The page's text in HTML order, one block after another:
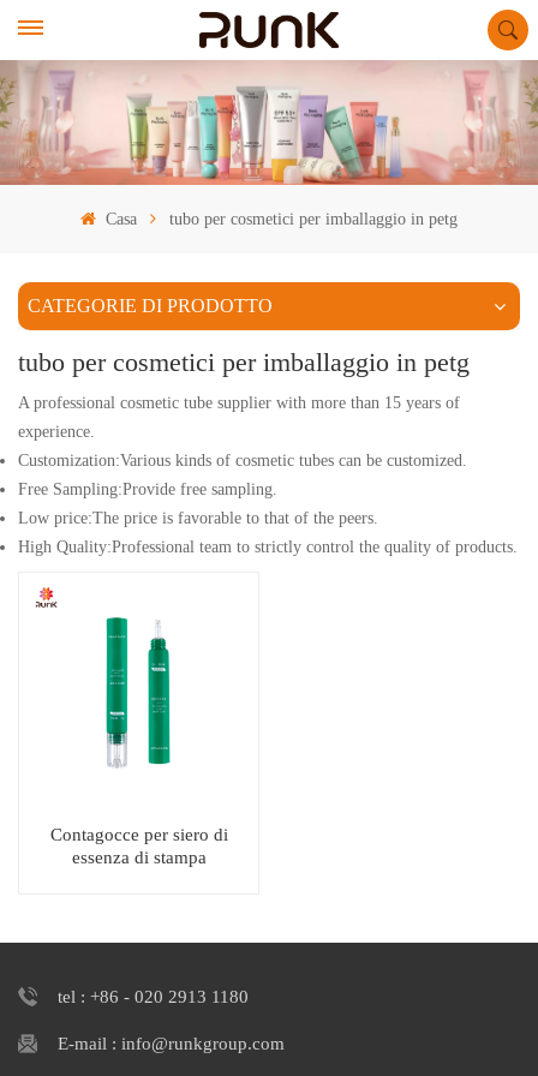
Casa tubo per cosmetici per imballaggio in petg
CATEGORIE DI PRODOTTO
tubo per cosmetici per imballaggio in petg
A professional cosmetic tube supplier with more than 15 years of
experience.
Customization:Various kinds of cosmetic tubes can be customized.
Free Sampling:Provide free sampling.
Low price:The price is favorable to that of the peers.
High Quality:Professional team to strictly control the quality of products.
Contagocce per siero di
essenza di stampa
tel : +86 - 020 2913 1180
E-mail : info@runkgroup.com